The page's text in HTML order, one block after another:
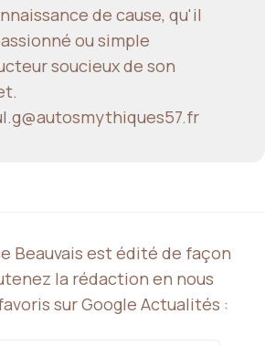
de cause, qu'il
ou simple
soucieux de son
Beauvais est édité de façon
la rédaction en nous
sur Google Actualités :